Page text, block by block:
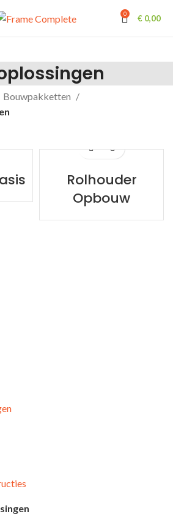
0 € 0,00
Bouwpakketten
Rolhouder
Opbouw